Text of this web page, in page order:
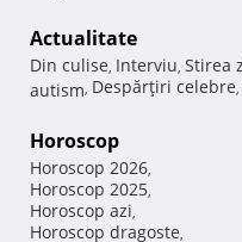
Actualitate
Din culise, Interviu, Stirea
autism, Despărţiri celebre,
Horoscop
Horoscop 2026,
Horoscop 2025,
Horoscop azi,
Horoscop dragoste,